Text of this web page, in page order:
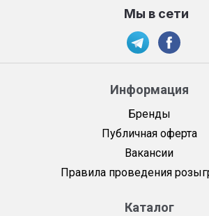
Информация
Бренды
Публичная оферта
Вакансии
Правила проведения
Каталог
Мы в сети